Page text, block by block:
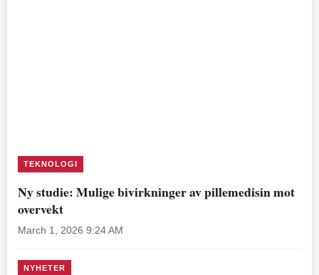
TEKNOLOGI
Ny studie: Mulige bivirkninger av pillemedisin mot
overvekt
March 1, 2026 9:24 AM
NYHETER